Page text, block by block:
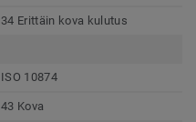
34 Erittäin kova kulutus
ISO 10874
43 Kova